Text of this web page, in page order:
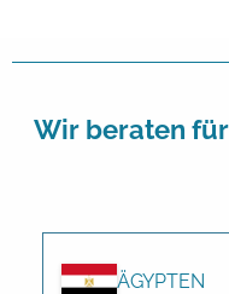
Wir beraten
ÄGYPTEN